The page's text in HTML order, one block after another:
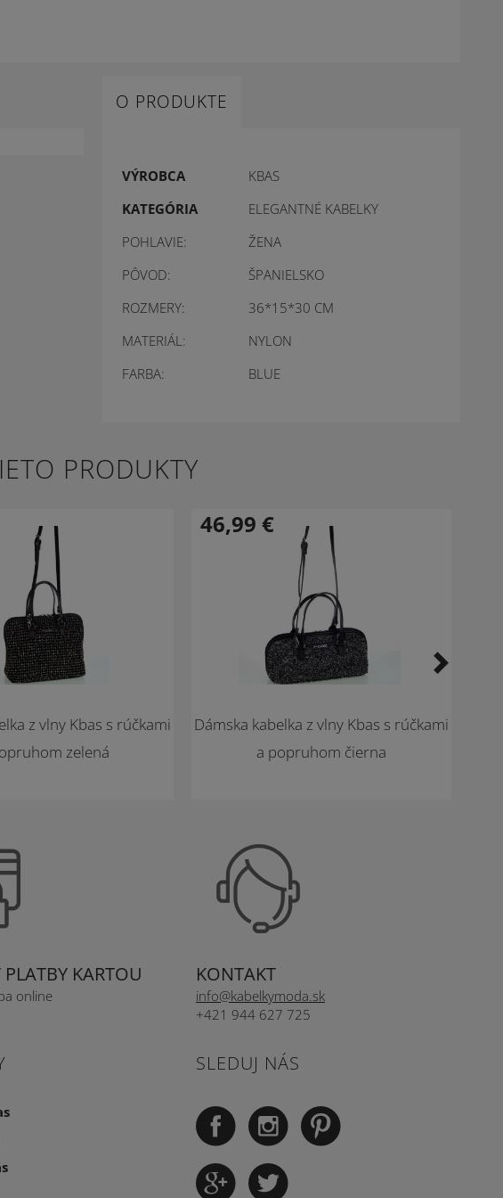
O PRODUKTE
VÝROBCA
KBAS
KATEGÓRIA
ELEGANTNÉ KABELKY
POHLAVIE:
ŽENA
PÔVOD:
ŠPANIELSKO
ROZMERY:
36*15*30 CM
MATERIÁL:
NYLON
FARBA:
BLUE
PRODUKTY
z vlny Kbas s rúčkami
zelená
Dámska kabelka z vlny Kbas s rúčkami
a popruhom čierna
46,99 €
KARTOU
online
KONTAKT
info@kabelkymoda.sk
+421 944 627 725
SLEDUJ NÁS